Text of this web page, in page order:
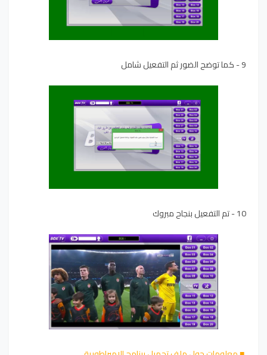
9 - كما توضح الضور ثم التفعيل شامل
10 - تم التفعيل بنجاح مبروك